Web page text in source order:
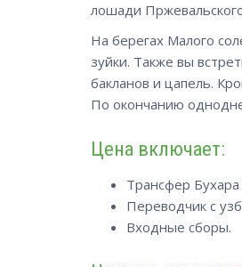
лошади
На берегах Малого
зуйки. Также вы
бакланов и цапель.
По окончанию
Цена включает:
Трансфер
Переводчик с
Входные сборы.